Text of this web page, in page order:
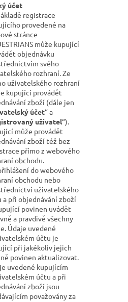
účet
registrace
provedené na
stránce
může kupující
objednávku
svého
rozhraní. Ze
uživatelského rozhraní
kupující provádět
zboží (dále jen
účet“ a
uživatel“).
může provádět
zboží též bez
přímo z webového
obchodu.
do webového
obchodu nebo
uživatelského
a při objednávání zboží
povinen uvádět
a pravdivě všechny
Údaje uvedené
účtu je
při jakékoliv jejich
povinen aktualizovat.
uvedené kupujícím
účtu a při
zboží jsou
považovány za